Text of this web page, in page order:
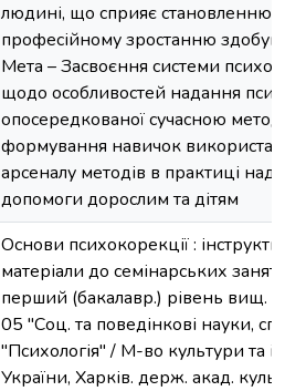
людині, що сприяє становленню
професійному зростанню
Мета – Засвоєння системи
щодо особливостей надання
опосередкованої сучасною
формування навичок
арсеналу методів в практиці
допомоги дорослим та дітям
Основи психокорекції :
матеріали до семінарських
перший (бакалавр.) рівень вищ.
05 "Соц. та поведінкові науки,
"Психологія" / М-во культури та
України, Харків. держ. акад.